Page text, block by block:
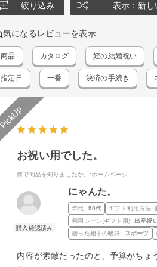
絞り込み 表示：新し
気になるレビューを表示
商品 カタログ 姪の結婚祝い
指定日 一番 決済の手続き
お祝い用でした。
何で商品を知りましたか。 :ホームページ
にゃんた。
年代: 50代 ギフト利用方法:
利用シーン(ギフト用): 出産祝
贈った相手の嗜好:
スポーツ
内容が素敵だったのと、予算がちょ